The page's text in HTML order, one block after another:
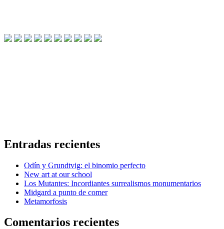
Entradas recientes
Odín y Grundtvig: el binomio perfecto
New art at our school
Los Mutantes: Incordiantes surrealismos monumentarios
Midgard a punto de comer
Metamorfosis
Comentarios recientes